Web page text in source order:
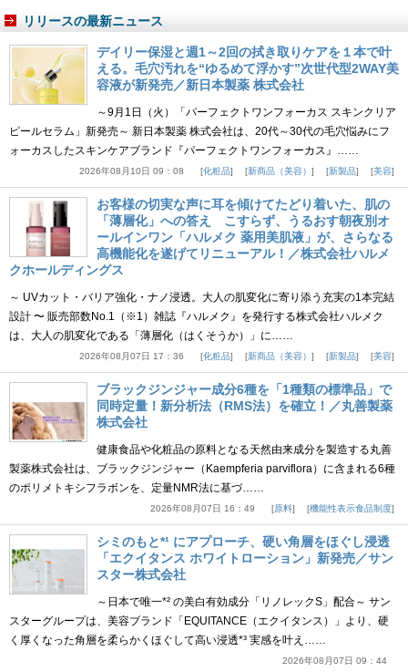
リリースの最新ニュース
デイリー保湿と週1～2回の拭き取りケアを１本で叶
える。毛穴汚れを“ゆるめて浮かす”次世代型2WAY美
容液が新発売／新日本製薬 株式会社
～9月1日（火）「パーフェクトワンフォーカス スキンクリア
ピールセラム」新発売～ 新日本製薬 株式会社は、20代～30代の毛穴悩みにフ
ォーカスしたスキンケアブランド『パーフェクトワンフォーカス』……
2026年08月10日 09：08 化粧品 新商品（美容） 新製品 美容
お客様の切実な声に耳を傾けてたどり着いた、肌の
「薄層化」への答え こすらず、うるおす朝夜別オ
ールインワン「ハルメク 薬用美肌液」が、さらなる
高機能化を遂げてリニューアル！／株式会社ハルメ
クホールディングス
～ UVカット・バリア強化・ナノ浸透。大人の肌変化に寄り添う充実の1本完結
設計 〜 販売部数No.1（※1）雑誌『ハルメク』を発行する株式会社ハルメク
は、大人の肌変化である「薄層化（はくそうか）」に……
2026年08月07日 17：36 化粧品 新商品（美容） 新製品 美容
ブラックジンジャー成分6種を「1種類の標準品」で
同時定量！新分析法（RMS法）を確立！／丸善製薬
株式会社
健康食品や化粧品の原料となる天然由来成分を製造する丸善
製薬株式会社は、ブラックジンジャー（Kaempferia parviflora）に含まれる6種
のポリメトキシフラボンを、定量NMR法に基づ……
2026年08月07日 16：49 原料 機能性表示食品制度
シミのもと*¹ にアプローチ、硬い角層をほぐし浸透
「エクイタンス ホワイトローション」新発売／サン
スター株式会社
～日本で唯一*² の美白有効成分「リノレックS」配合～ サン
スターグループは、美容ブランド「EQUITANCE（エクイタンス）」より、硬
く厚くなった角層を柔らかくほぐして高い浸透*³ 実感を叶え……
2026年08月07日 09：44